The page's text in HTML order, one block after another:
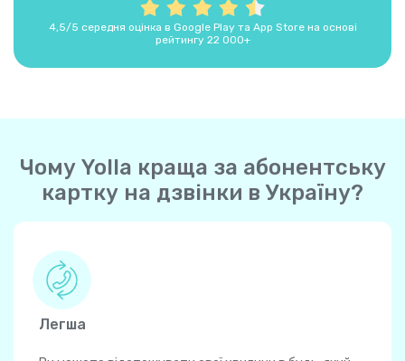
4,5/5 середня оцінка в Google Play та App Store на основі
рейтингу 22 000+
Чому Yolla краща за абонентську
картку на дзвінки в Україну?
Легша